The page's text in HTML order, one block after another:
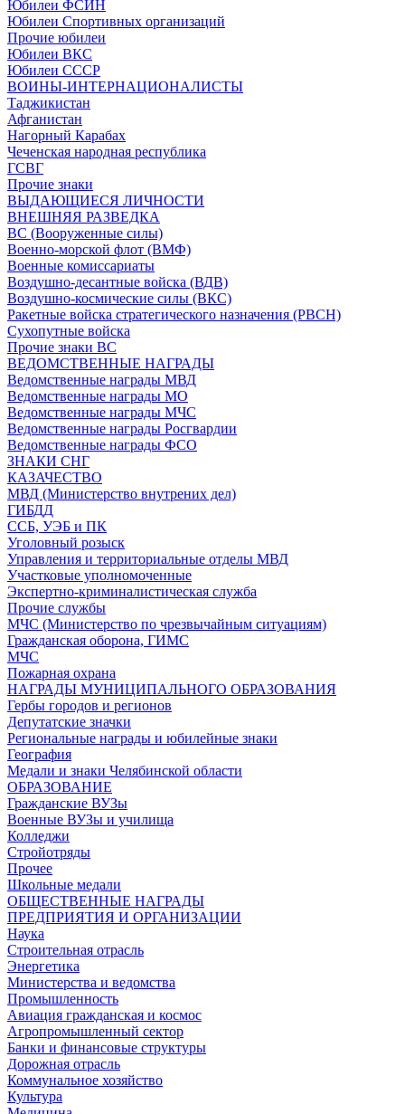
Юбилеи ФСИН
Юбилеи Спортивных организаций
Прочие юбилеи
Юбилеи ВКС
Юбилеи СССР
ВОИНЫ-ИНТЕРНАЦИОНАЛИСТЫ
Таджикистан
Афганистан
Нагорный Карабах
Чеченская народная республика
ГСВГ
Прочие знаки
ВЫДАЮЩИЕСЯ ЛИЧНОСТИ
ВНЕШНЯЯ РАЗВЕДКА
ВС (Вооруженные силы)
Военно-морской флот (ВМФ)
Военные комиссариаты
Воздушно-десантные войска (ВДВ)
Воздушно-космические силы (ВКС)
Ракетные войска стратегического назначения (РВСН)
Сухопутные войска
Прочие знаки ВС
ВЕДОМСТВЕННЫЕ НАГРАДЫ
Ведомственные награды МВД
Ведомственные награды МО
Ведомственные награды МЧС
Ведомственные награды Росгвардии
Ведомственные награды ФСО
ЗНАКИ СНГ
КАЗАЧЕСТВО
МВД (Министерство внутрених дел)
ГИБДД
ССБ, УЭБ и ПК
Уголовный розыск
Управления и территориальные отделы МВД
Участковые уполномоченные
Экспертно-криминалистическая служба
Прочие службы
МЧС (Министерство по чрезвычайным ситуациям)
Гражданская оборона, ГИМС
МЧС
Пожарная охрана
НАГРАДЫ МУНИЦИПАЛЬНОГО ОБРАЗОВАНИЯ
Гербы городов и регионов
Депутатские значки
Региональные награды и юбилейные знаки
География
Медали и знаки Челябинской области
ОБРАЗОВАНИЕ
Гражданские ВУЗы
Военные ВУЗы и училища
Колледжи
Стройотряды
Прочее
Школьные медали
ОБЩЕСТВЕННЫЕ НАГРАДЫ
ПРЕДПРИЯТИЯ И ОРГАНИЗАЦИИ
Наука
Строительная отрасль
Энергетика
Министерства и ведомства
Промышленность
Авиация гражданская и космос
Агропромышленный сектор
Банки и финансовые структуры
Дорожная отрасль
Коммунальное хозяйство
Культура